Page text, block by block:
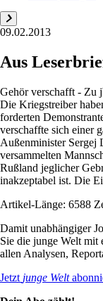
09.02.2013
Aus
Gehör verschafft - Zu
Die Kriegstreiber
forderten
verschaffte sich einer
Außenminister Sergej
versammelten
Rußland jeglicher
inakzeptabel ist. Die
Artikel-Länge: 6588
Damit unabhängiger
Sie die junge Welt mit
allen Analysen,
Jetzt junge Welt